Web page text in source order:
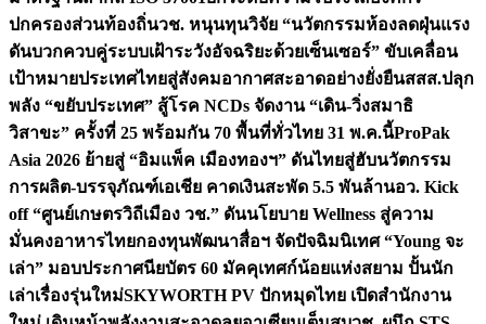
ปกครองส่วนท้องถิ่นวช. หนุนทุนวิจัย “นวัตกรรมห้องลดฝุ่นแรง
ดันบวกควบคู่ระบบเฝ้าระวังอัจฉริยะด้วยเซ็นเซอร์” ขับเคลื่อน
เป้าหมายประเทศไทยสู่สังคมอากาศสะอาดอย่างยั่งยืนสสส.ปลุก
พลัง “ขยับประเทศ” สู้โรค NCDs จัดงาน “เดิน-วิ่งสมาธิ
วิสาขะ” ครั้งที่ 25 พร้อมกัน 70 พื้นที่ทั่วไทย 31 พ.ค.นี้ProPak
Asia 2026 ย้ายสู่ “อิมแพ็ค เมืองทองฯ” ดันไทยสู่ฮับนวัตกรรม
การผลิต-บรรจุภัณฑ์เอเชีย คาดเงินสะพัด 5.5 พันล้านอว. Kick
off “ศูนย์เกษตรวิถีเมือง วช.” ดันนโยบาย Wellness สู่ความ
มั่นคงอาหารไทยกองทุนพัฒนาสื่อฯ จัดปัจฉิมนิเทศ “Young จะ
เล่า” มอบประกาศนียบัตร 60 มัคคุเทศก์น้อยแห่งสยาม ปั้นนัก
เล่าเรื่องรุ่นใหม่SKYWORTH PV ปักหมุดไทย เปิดสำนักงาน